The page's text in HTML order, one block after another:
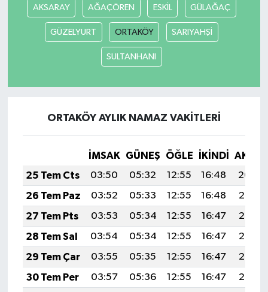
AKSARAY AĞAÇÖREN ESKİL GÜLAĞAÇ
GÜZELYURT ORTAKÖY SARIYAHŞİ
SULTANHANI
ORTAKÖY AYLIK NAMAZ VAKITLERI
İMSAK GÜNEŞ ÖĞLE İKINDI
25 Tem Cts
03:50 05:32 12:55 16:48
20:09
26 Tem Paz
03:52 05:33 12:55 16:48
20:08
27 Tem Pts
03:53 05:34 12:55 16:47
20:07
28 Tem Sal
03:54 05:34 12:55 16:47
20:06
29 Tem Çar
03:55 05:35 12:55 16:47
20:05
30 Tem Per
03:57 05:36 12:55 16:47
20:05